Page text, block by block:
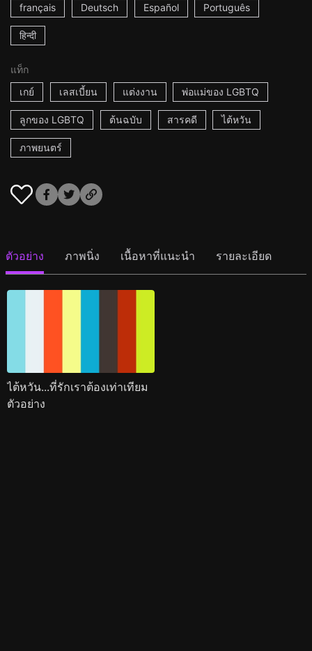
français Deutsch Español Português
हिन्दी
แท็ก
เกย์
เลสเบี้ยน แต่งงาน พ่อแม่ของ LGBTQ
ลูกของ LGBTQ ต้นฉบับ สารคดี ไต้หวัน
ภาพยนตร์
ตัวอย่าง ภาพนิ่ง เนื้อหาที่แนะนำ รายละเอียด
ไต้หวัน...ที่รักเราต้องเท่าเทียม
ตัวอย่าง